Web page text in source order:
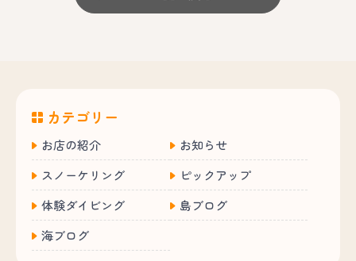
カテゴリー
お店の紹介
お知らせ
スノーケリング
ピックアップ
体験ダイビング
島ブログ
海ブログ